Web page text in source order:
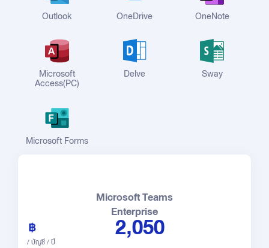
Outlook OneDrive OneNote
Microsoft
Access(PC)
Delve Sway
Microsoft Forms
Microsoft Teams
Enterprise
2,050
/ บัญชี / ปี